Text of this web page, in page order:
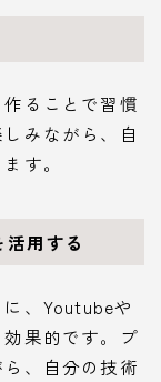
ることで習慣
みながら、自
す。
用する
、Youtubeや
果的です。プ
、自分の技術